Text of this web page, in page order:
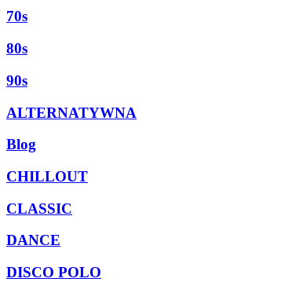
70s
80s
90s
ALTERNATYWNA
Blog
CHILLOUT
CLASSIC
DANCE
DISCO POLO